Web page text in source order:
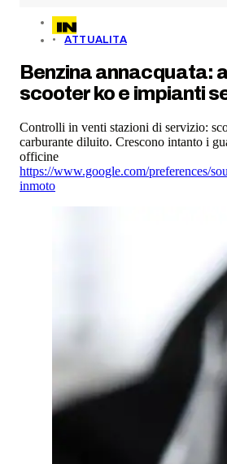
ATTUALITA
Benzina annacquata:
scooter ko e impianti
Controlli in venti stazioni di servizio:
carburante diluito. Crescono intanto i
officine
https://www.google.com/preferences/
inmoto